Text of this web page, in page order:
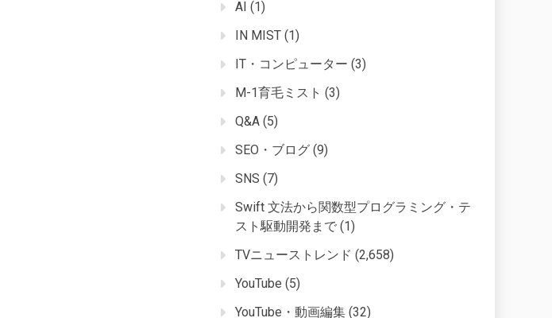
AI (1)
IN MIST (1)
IT・コンピューター (3)
M-1育毛ミスト (3)
Q&A (5)
SEO・ブログ (9)
SNS (7)
Swift 文法から関数型プログラミング・テ
スト駆動開発まで (1)
TVニューストレンド (2,658)
YouTube (5)
YouTube・動画編集 (32)